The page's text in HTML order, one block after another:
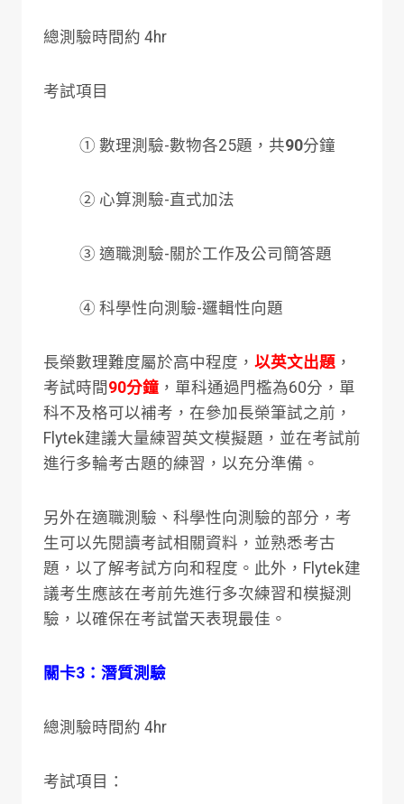
總測驗時間約 4hr
考試項目
① 數理測驗-數物各25題，共90分鐘
② 心算測驗-直式加法
③ 適職測驗-關於工作及公司簡答題
④ 科學性向測驗-邏輯性向題
長榮數理難度屬於高中程度， 以英文出題 ，
考試時間 90分鐘 ，單科通過門檻為60分，單
科不及格可以補考，在參加長榮筆試之前，
Flytek建議大量練習英文模擬題，並在考試前
進行多輪考古題的練習，以充分準備。
另外在適職測驗、科學性向測驗的部分，考
生可以先閱讀考試相關資料，並熟悉考古
題，以了解考試方向和程度。此外，Flytek建
議考生應該在考前先進行多次練習和模擬測
驗，以確保在考試當天表現最佳。
關卡3：潛質測驗
總測驗時間約 4hr
考試項目：